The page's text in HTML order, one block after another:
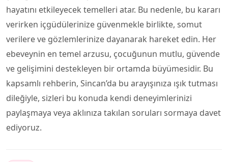
hayatını etkileyecek temelleri atar. Bu nedenle, bu kararı
verirken içgüdülerinize güvenmekle birlikte, somut
verilere ve gözlemlerinize dayanarak hareket edin. Her
ebeveynin en temel arzusu, çocuğunun mutlu, güvende
ve gelişimini destekleyen bir ortamda büyümesidir. Bu
kapsamlı rehberin, Sincan’da bu arayışınıza ışık tutması
dileğiyle, sizleri bu konuda kendi deneyimlerinizi
paylaşmaya veya aklınıza takılan soruları sormaya davet
ediyoruz.